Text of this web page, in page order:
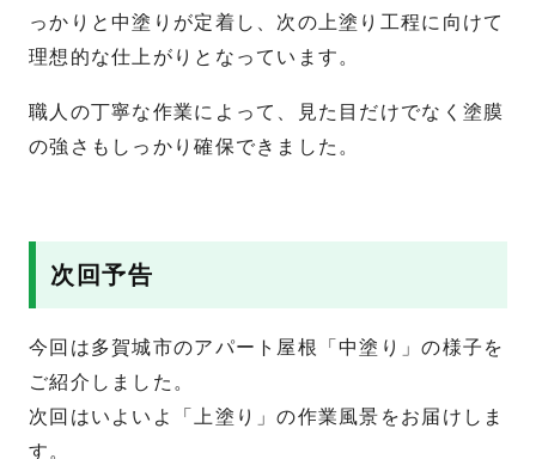
っかりと中塗りが定着し、次の上塗り工程に向けて
理想的な仕上がりとなっています。
職人の丁寧な作業によって、見た目だけでなく塗膜
の強さもしっかり確保できました。
次回予告
今回は多賀城市のアパート屋根「中塗り」の様子を
ご紹介しました。
次回はいよいよ「上塗り」の作業風景をお届けしま
す。